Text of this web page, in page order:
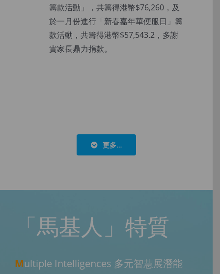
籌款活動」，共籌得港幣$76,260，及
於一月份進行「新春嘉年華便服日」籌
款活動，共籌得港幣$57,543.2，多謝
貴家長鼎力捐款。
更多…
「馬基人」特質
Multiple Intelligences 多元智慧展潛能